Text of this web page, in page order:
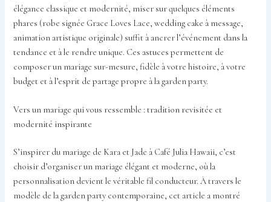
élégance classique et modernité, miser sur quelques éléments
phares (robe signée Grace Loves Lace, wedding cake à message,
animation artistique originale) suffit à ancrer l’événement dans la
tendance et à le rendre unique. Ces astuces permettent de
composer un mariage sur-mesure, fidèle à votre histoire, à votre
budget et à l’esprit de partage propre à la garden party.
Vers un mariage qui vous ressemble : tradition revisitée et
modernité inspirante
S’inspirer du mariage de Kara et Jade à Café Julia Hawaii, c’est
choisir d’organiser un mariage élégant et moderne, où la
personnalisation devient le véritable fil conducteur. À travers le
modèle de la garden party contemporaine, cet article a montré